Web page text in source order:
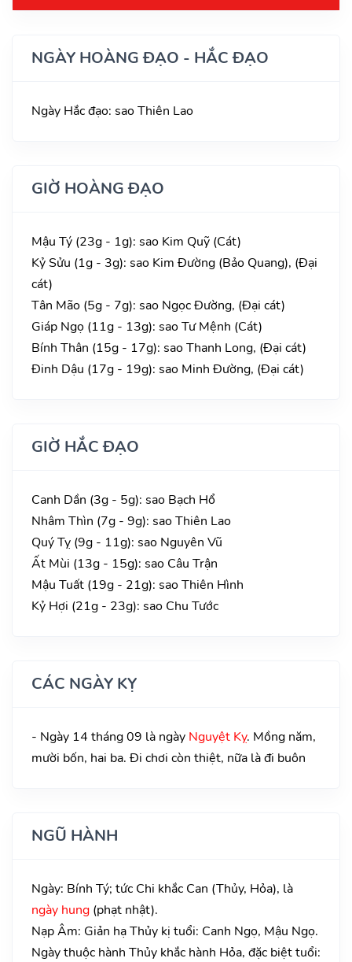
NGÀY HOÀNG ĐẠO - HẮC ĐẠO
Ngày Hắc đạo: sao Thiên Lao
GIỜ HOÀNG ĐẠO
Mậu Tý (23g - 1g): sao Kim Quỹ (Cát)
Kỷ Sửu (1g - 3g): sao Kim Đường (Bảo Quang), (Đại
cát)
Tân Mão (5g - 7g): sao Ngọc Đường, (Đại cát)
Giáp Ngọ (11g - 13g): sao Tư Mệnh (Cát)
Bính Thân (15g - 17g): sao Thanh Long, (Đại cát)
Đinh Dậu (17g - 19g): sao Minh Đường, (Đại cát)
GIỜ HẮC ĐẠO
Canh Dần (3g - 5g): sao Bạch Hổ
Nhâm Thìn (7g - 9g): sao Thiên Lao
Quý Tỵ (9g - 11g): sao Nguyên Vũ
Ất Mùi (13g - 15g): sao Câu Trận
Mậu Tuất (19g - 21g): sao Thiên Hình
Kỷ Hợi (21g - 23g): sao Chu Tước
CÁC NGÀY KỴ
- Ngày 14 tháng 09 là ngày Nguyệt Kỵ. Mồng năm,
mười bốn, hai ba. Đi chơi còn thiệt, nữa là đi buôn
NGŨ HÀNH
Ngày: Bính Tý; tức Chi khắc Can (Thủy, Hỏa), là
ngày hung (phạt nhật).
Nạp Âm: Giản hạ Thủy kị tuổi: Canh Ngọ, Mậu Ngọ.
Ngày thuộc hành Thủy khắc hành Hỏa, đặc biệt tuổi: